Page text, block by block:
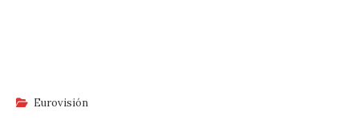
Eurovisión